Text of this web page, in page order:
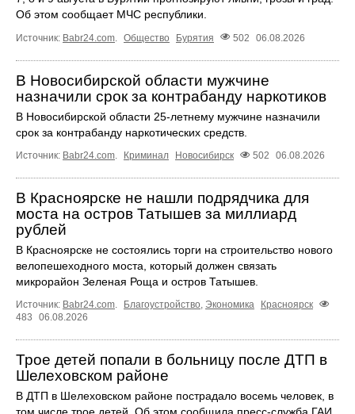
Об этом сообщает МЧС республики.
Источник: Babr24.com Общество Бурятия 502 06.08.2026
В Новосибирской области мужчине
назначили срок за контрабанду наркотиков
В Новосибирской области 25-летнему мужчине назначили
срок за контрабанду наркотических средств.
Источник: Babr24.com Криминал Новосибирск 502 06.08.2026
В Красноярске не нашли подрядчика для
моста на остров Татышев за миллиард
рублей
В Красноярске не состоялись торги на строительство нового
велопешеходного моста, который должен связать
микрорайон Зеленая Роща и остров Татышев.
Источник: Babr24.com Благоустройство Экономика
Красноярск
483
06.08.2026
Трое детей попали в больницу после ДТП в
Шелеховском районе
В ДТП в Шелеховском районе пострадало восемь человек, в
том числе трое детей. Об этом сообщила пресс‑служба ГАИ